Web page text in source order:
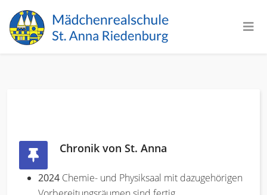
Chronik von St. Anna
2024 Chemie- und Physiksaal mit dazugehörigen